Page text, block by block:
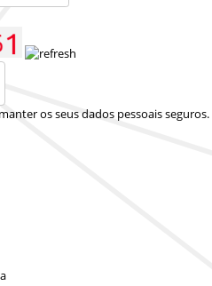
os seus dados pessoais seguros.